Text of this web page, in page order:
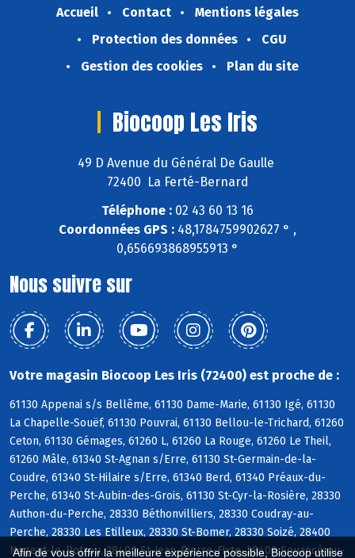
Afin de vous offrir la meilleure expérience possible, Biocoop utilise
Accueil Contact
Mentions légales
Protection des données
CGU
Gestion des cookies
Plan du site
Biocoop Les Iris
49 D Avenue du Général De Gaulle
72400 La Ferté-Bernard
Téléphone : 02 43 60 13 16
Coordonnées GPS : 48,1784759902627 ° ,
0,656693868955913 °
Nous suivre sur
Votre magasin Biocoop Les Iris (72400) est proche de :
61130 Appenai s/s Bellême, 61130 Dame-Marie, 61130 Igé, 61130
La Chapelle-Souëf, 61130 Pouvrai, 61130 Bellou-le-Trichard, 61260
Ceton, 61130 Gémages, 61260 L, 61260 La Rouge, 61260 Le Theil,
61260 Mâle, 61340 St-Agnan s/Erre, 61130 St-Germain-de-la-
Coudre, 61340 St-Hilaire s/Erre, 61340 Berd, 61340 Préaux-du-
Perche, 61340 St-Aubin-des-Grois, 61130 St-Cyr-la-Rosière, 28330
Authon-du-Perche, 28330 Béthonvilliers, 28330 Coudray-au-
Perche, 28330 Les Etilleux, 28330 St-Bomer, 28330 Soizé, 28400
Nogent-le-Rotrou, 28400 St-Jean-Pierre-Fixte, 28400 Souancé-au-